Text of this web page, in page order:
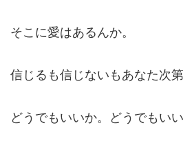
そこに愛はあるんか。
信じるも信じないもあなた次第
どうでもいいか。どうでもいい